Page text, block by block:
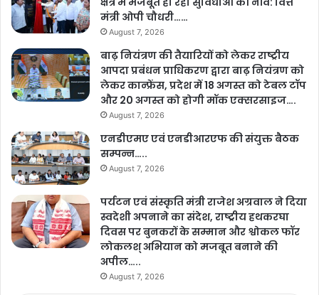
मंत्री ओपी चौधरी……
August 7, 2026
बाढ़ नियंत्रण की तैयारियों को लेकर राष्ट्रीय
आपदा प्रबंधन प्राधिकरण द्वारा बाढ़ नियंत्रण को
लेकर कान्फ्रेंस, प्रदेश में 18 अगस्त को टेबल टॉप
और 20 अगस्त को होगी मॉक एक्सरसाइज….
August 7, 2026
एनडीएमए एवं एनडीआरएफ की संयुक्त बैठक
सम्पन्न…..
August 7, 2026
पर्यटन एवं संस्कृति मंत्री राजेश अग्रवाल ने दिया
स्वदेशी अपनाने का संदेश, राष्ट्रीय हथकरघा
दिवस पर बुनकरों के सम्मान और श्वोकल फॉर
लोकलश् अभियान को मजबूत बनाने की
अपील…..
August 7, 2026